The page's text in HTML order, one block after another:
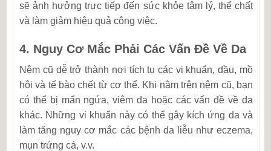
sẽ ảnh hưởng trực tiếp đến sức khỏe tâm lý, thể chất
và làm giảm hiệu quả công việc.
4. Nguy Cơ Mắc Phải Các Vấn Đề Về Da
Nệm cũ dễ trở thành nơi tích tụ các vi khuẩn, dầu, mồ
hôi và tế bào chết từ cơ thể. Khi nằm trên nệm cũ, bạn
có thể bị mẩn ngứa, viêm da hoặc các vấn đề về da
khác. Những vi khuẩn này có thể gây kích ứng da và
làm tăng nguy cơ mắc các bệnh da liễu như eczema,
mụn trứng cá, v.v.